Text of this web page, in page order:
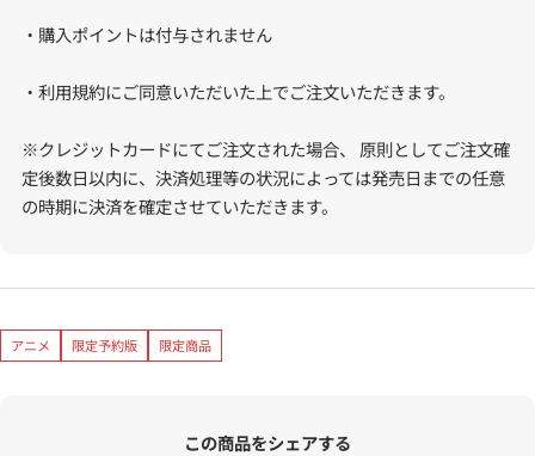
・購入ポイントは付与されません
・利用規約にご同意いただいた上でご注文いただきます。
※クレジットカードにてご注文された場合、 原則としてご注文確
定後数日以内に、決済処理等の状況によっては発売日までの任意
の時期に決済を確定させていただきます。
アニメ 限定予約版 限定商品
この商品をシェアする